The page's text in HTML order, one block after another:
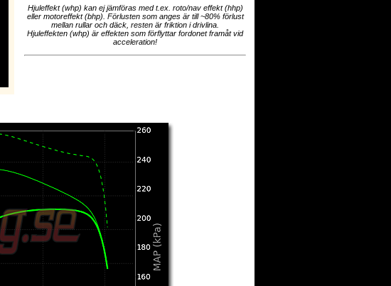
Hjuleffekt (whp) kan ej jämföras med t.ex. roto/nav effekt (hhp)
eller motoreffekt (bhp). Förlusten som anges är till ~80% förlust
mellan rullar och däck, resten är friktion i drivlina.
Hjuleffekten (whp) är effekten som förflyttar fordonet framåt vid
acceleration!